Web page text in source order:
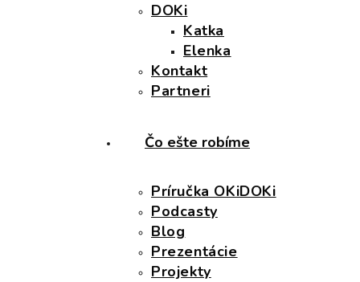
DOKi
Katka
Elenka
Kontakt
Partneri
Čo ešte robíme
Príručka OKiDOKi
Podcasty
Blog
Prezentácie
Projekty